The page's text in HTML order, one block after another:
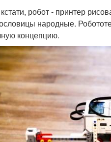
робот - принтер
народные.
концепцию.